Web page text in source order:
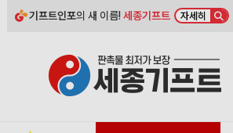
기프트인포의 새 이름!세종기프트 자세히